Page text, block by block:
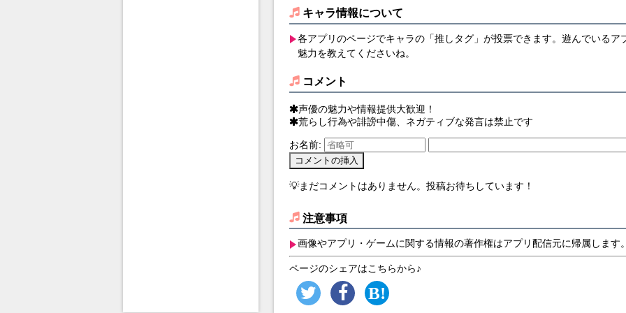
キャラ情報について
各アプリのページでキャラの「推しタグ」が投票できます。遊んでいるア
魅力を教えてくださいね。
コメント
声優の魅力や情報提供大歓迎！
荒らし行為や誹謗中傷、ネガティブな発言は禁止です
お名前:
💡まだコメントはありません。投稿お待ちしています！
注意事項
画像やアプリ・ゲームに関する情報の著作権はアプリ配信元に帰属します
ページのシェアはこちらから♪